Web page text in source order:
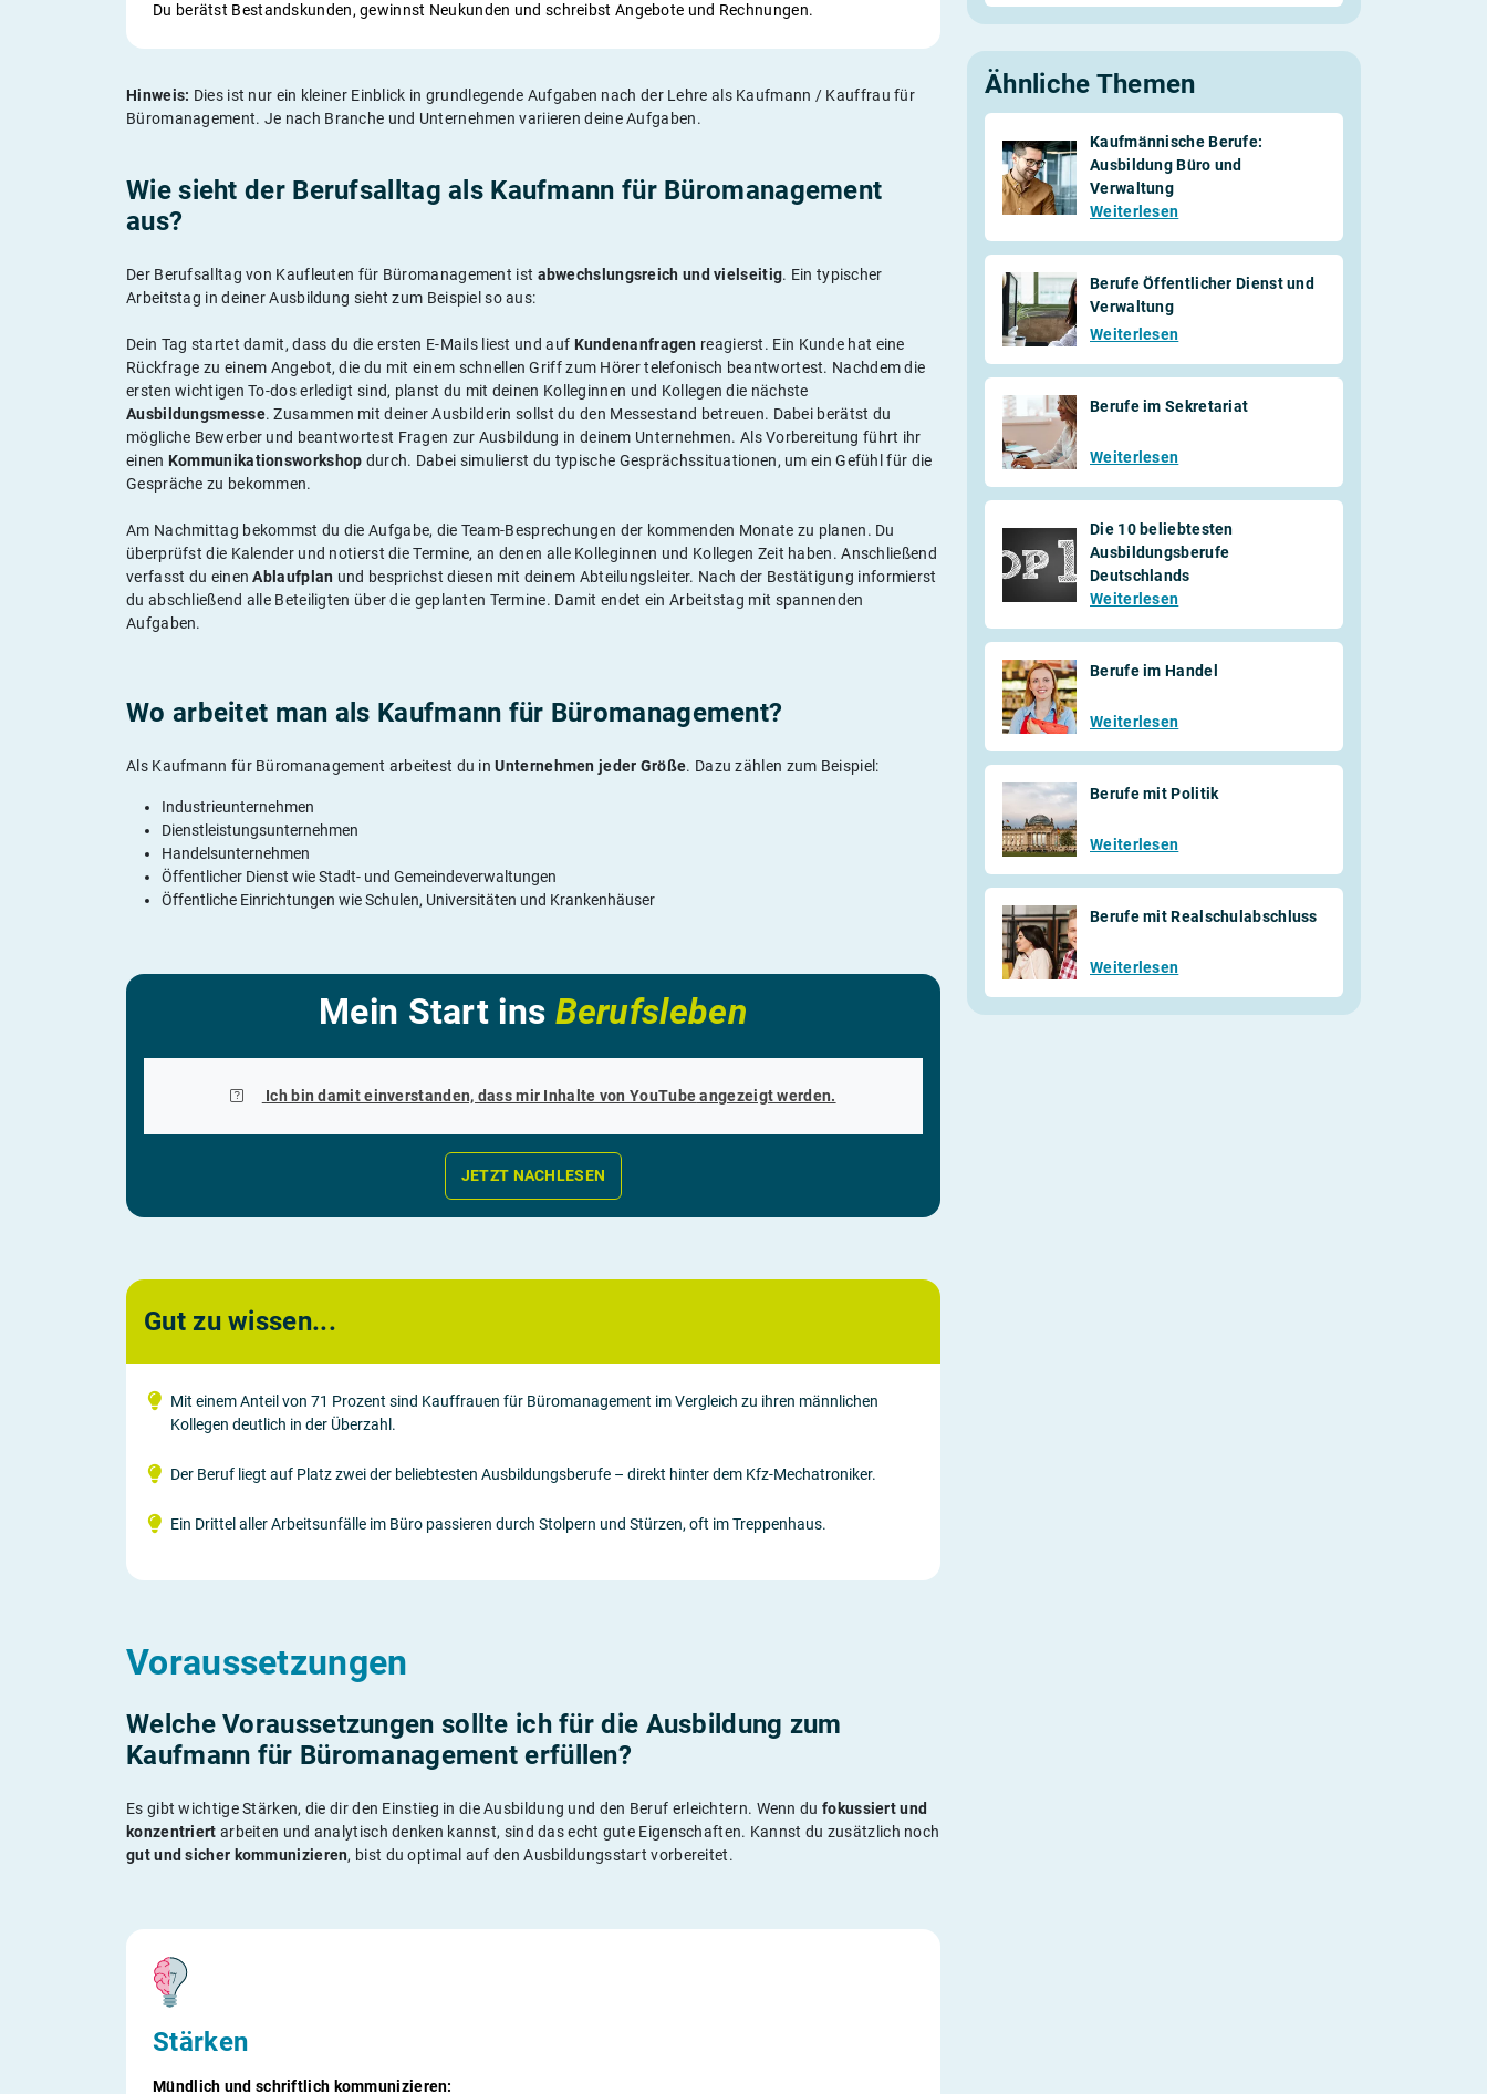
Du berätst Bestandskunden, gewinnst Neukunden und schreibst Angebote und Rechnungen.
Hinweis: Dies ist nur ein kleiner Einblick in grundlegende Aufgaben nach der Lehre als Kaufmann / Kauffrau für
Büromanagement. Je nach Branche und Unternehmen variieren deine Aufgaben.
Wie sieht der Berufsalltag als Kaufmann für Büromanagement
aus?
Der Berufsalltag von Kaufleuten für Büromanagement ist abwechslungsreich und vielseitig. Ein typischer
Arbeitstag in deiner Ausbildung sieht zum Beispiel so aus:
Dein Tag startet damit, dass du die ersten E-Mails liest und auf Kundenanfragen reagierst. Ein Kunde hat eine
Rückfrage zu einem Angebot, die du mit einem schnellen Griff zum Hörer telefonisch beantwortest. Nachdem die
ersten wichtigen To-dos erledigt sind, planst du mit deinen Kolleginnen und Kollegen die nächste
Ausbildungsmesse. Zusammen mit deiner Ausbilderin sollst du den Messestand betreuen. Dabei berätst du
mögliche Bewerber und beantwortest Fragen zur Ausbildung in deinem Unternehmen. Als Vorbereitung führt ihr
einen Kommunikationsworkshop durch. Dabei simulierst du typische Gesprächssituationen, um ein Gefühl für die
Gespräche zu bekommen.
Am Nachmittag bekommst du die Aufgabe, die Team-Besprechungen der kommenden Monate zu planen. Du
überprüfst die Kalender und notierst die Termine, an denen alle Kolleginnen und Kollegen Zeit haben. Anschließend
verfasst du einenAblaufplan und besprichst diesen mit deinem Abteilungsleiter. Nach der Bestätigung informierst
du abschließend alle Beteiligten über die geplanten Termine. Damit endet ein Arbeitstag mit spannenden
Aufgaben.
Wo arbeitet man als Kaufmann für Büromanagement?
Als Kaufmann für Büromanagement arbeitest du inUnternehmen jeder Größe. Dazu zählen zum Beispiel:
Industrieunternehmen
Dienstleistungsunternehmen
Handelsunternehmen
Öffentlicher Dienst wie Stadt- und Gemeindeverwaltungen
Öffentliche Einrichtungen wie Schulen, Universitäten und Krankenhäuser
Mein Start ins Berufsleben
Ich bin damit einverstanden, dass mir Inhalte vonYouTubeangezeigt werden.
JETZT NACHLESEN
Gut zu wissen...
Mit einem Anteil von 71 Prozent sind Kauffrauen für Büromanagement im Vergleich zu ihren männlichen
Kollegen deutlich in der Überzahl.
Der Beruf liegt auf Platz zwei der beliebtesten Ausbildungsberufe – direkt hinter dem Kfz-Mechatroniker.
Ein Drittel aller Arbeitsunfälle im Büro passieren durch Stolpern und Stürzen, oft im Treppenhaus.
Voraussetzungen
Welche Voraussetzungen sollte ich für die Ausbildung zum
Kaufmann für Büromanagement erfüllen?
Es gibt wichtige Stärken, die dir den Einstieg in die Ausbildung und den Beruf erleichtern. Wenn du fokussiert und
konzentriert arbeiten und analytisch denken kannst, sind das echt gute Eigenschaften. Kannst du zusätzlich noch
gut und sicher kommunizieren, bist du optimal auf den Ausbildungsstart vorbereitet.
Stärken
Mündlich und schriftlich kommunizieren:
Ähnliche Themen
Kaufmännische Berufe:
Ausbildung Büro und
Verwaltung
Weiterlesen
Berufe Öffentlicher Dienst und
Verwaltung
Weiterlesen
Berufe im Sekretariat
Weiterlesen
Die 10 beliebtesten
Ausbildungsberufe
Deutschlands
Weiterlesen
Berufe im Handel
Weiterlesen
Berufe mit Politik
Weiterlesen
Berufe mit Realschulabschluss
Weiterlesen